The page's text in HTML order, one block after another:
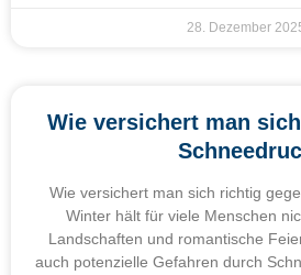
28. Dezember
Wie versichert man
Wie versichert man sich richtig
Winter hält für viele Menschen
Landschaften und romantische
auch potenzielle Gefahren durch